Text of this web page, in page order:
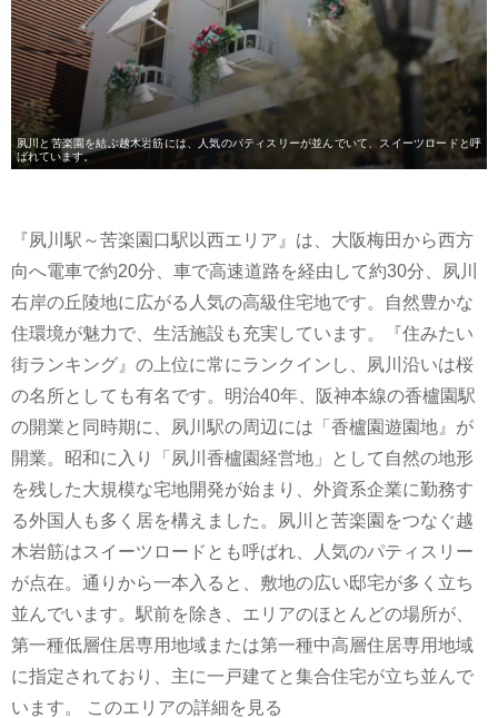
夙川と苦楽園を結ぶ越木岩筋には、人気のパティスリーが並んでいて、スイーツロードと呼
ばれています。
『夙川駅～苦楽園口駅以西エリア』は、大阪梅田から西方
向へ電車で約20分、車で高速道路を経由して約30分、夙川
右岸の丘陵地に広がる人気の高級住宅地です。自然豊かな
住環境が魅力で、生活施設も充実しています。『住みたい
街ランキング』の上位に常にランクインし、夙川沿いは桜
の名所としても有名です。明治40年、阪神本線の香櫨園駅
の開業と同時期に、夙川駅の周辺には「香櫨園遊園地』が
開業。昭和に入り「夙川香櫨園経営地」として自然の地形
を残した大規模な宅地開発が始まり、外資系企業に勤務す
る外国人も多く居を構えました。夙川と苦楽園をつなぐ越
木岩筋はスイーツロードとも呼ばれ、人気のパティスリー
が点在。通りから一本入ると、敷地の広い邸宅が多く立ち
並んでいます。駅前を除き、エリアのほとんどの場所が、
第一種低層住居専用地域または第一種中高層住居専用地域
に指定されており、主に一戸建てと集合住宅が立ち並んで
います。
このエリアの詳細を見る